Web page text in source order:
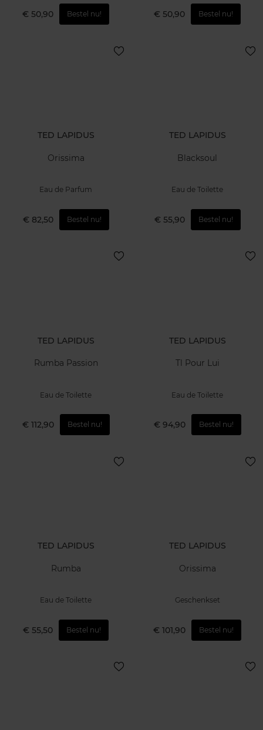
€ 50,90 Bestel nu! € 50,90 Bestel nu!
TED LAPIDUS
Orissima
Eau de Parfum
€ 82,50 Bestel nu!
TED LAPIDUS
Blacksoul
Eau de Toilette
€ 55,90 Bestel nu!
TED LAPIDUS
Rumba Passion
Eau de Toilette
€ 112,90 Bestel nu!
TED LAPIDUS
Tl Pour Lui
Eau de Toilette
€ 94,90 Bestel nu!
TED LAPIDUS
Rumba
Eau de Toilette
€ 55,50 Bestel nu!
TED LAPIDUS
Orissima
Geschenkset
€ 101,90 Bestel nu!